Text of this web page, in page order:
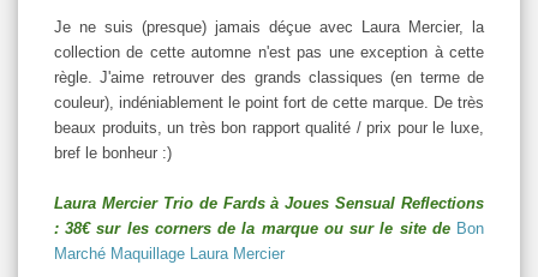
Je ne suis (presque) jamais déçue avec Laura Mercier, la
collection de cette automne n'est pas une exception à cette
règle. J'aime retrouver des grands classiques (en terme de
couleur), indéniablement le point fort de cette marque. De très
beaux produits, un très bon rapport qualité / prix pour le luxe,
bref le bonheur :)
Laura Mercier Trio de Fards à Joues Sensual Reflections
: 38€ sur les corners de la marque ou sur le site de Bon
Marché Maquillage Laura Mercier